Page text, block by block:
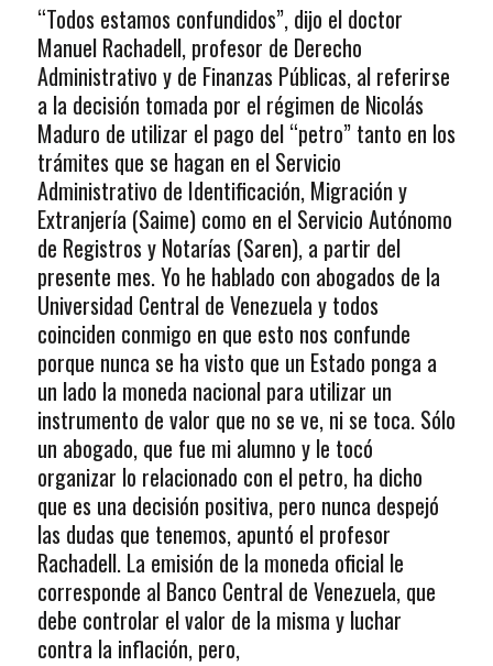
“Todos estamos confundidos”, dijo el doctor
Manuel Rachadell, profesor de Derecho
Administrativo y de Finanzas Públicas, al referirse
a la decisión tomada por el régimen de Nicolás
Maduro de utilizar el pago del “petro” tanto en los
trámites que se hagan en el Servicio
Administrativo de Identificación, Migración y
Extranjería (Saime) como en el Servicio Autónomo
de Registros y Notarías (Saren), a partir del
presente mes. Yo he hablado con abogados de la
Universidad Central de Venezuela y todos
coinciden conmigo en que esto nos confunde
porque nunca se ha visto que un Estado ponga a
un lado la moneda nacional para utilizar un
instrumento de valor que no se ve, ni se toca. Sólo
un abogado, que fue mi alumno y le tocó
organizar lo relacionado con el petro, ha dicho
que es una decisión positiva, pero nunca despejó
las dudas que tenemos, apuntó el profesor
Rachadell. La emisión de la moneda oficial le
corresponde al Banco Central de Venezuela, que
debe controlar el valor de la misma y luchar
contra la inflación, pero,